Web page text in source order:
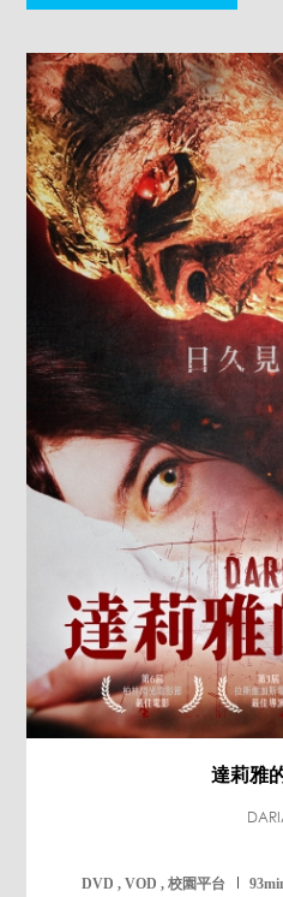
達莉雅
DVD , VOD , 校園平台